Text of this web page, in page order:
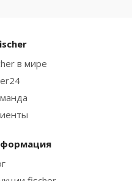
в мире